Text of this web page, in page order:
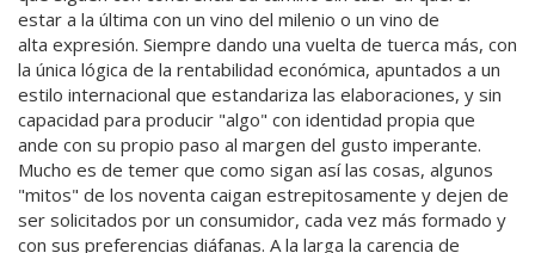
estar a la última con un vino del milenio o un vino de
alta expresión. Siempre dando una vuelta de tuerca más, con
la única lógica de la rentabilidad económica, apuntados a un
estilo internacional que estandariza las elaboraciones, y sin
capacidad para producir "algo" con identidad propia que
ande con su propio paso al margen del gusto imperante.
Mucho es de temer que como sigan así las cosas, algunos
"mitos" de los noventa caigan estrepitosamente y dejen de
ser solicitados por un consumidor, cada vez más formado y
con sus preferencias diáfanas. A la larga la carencia de